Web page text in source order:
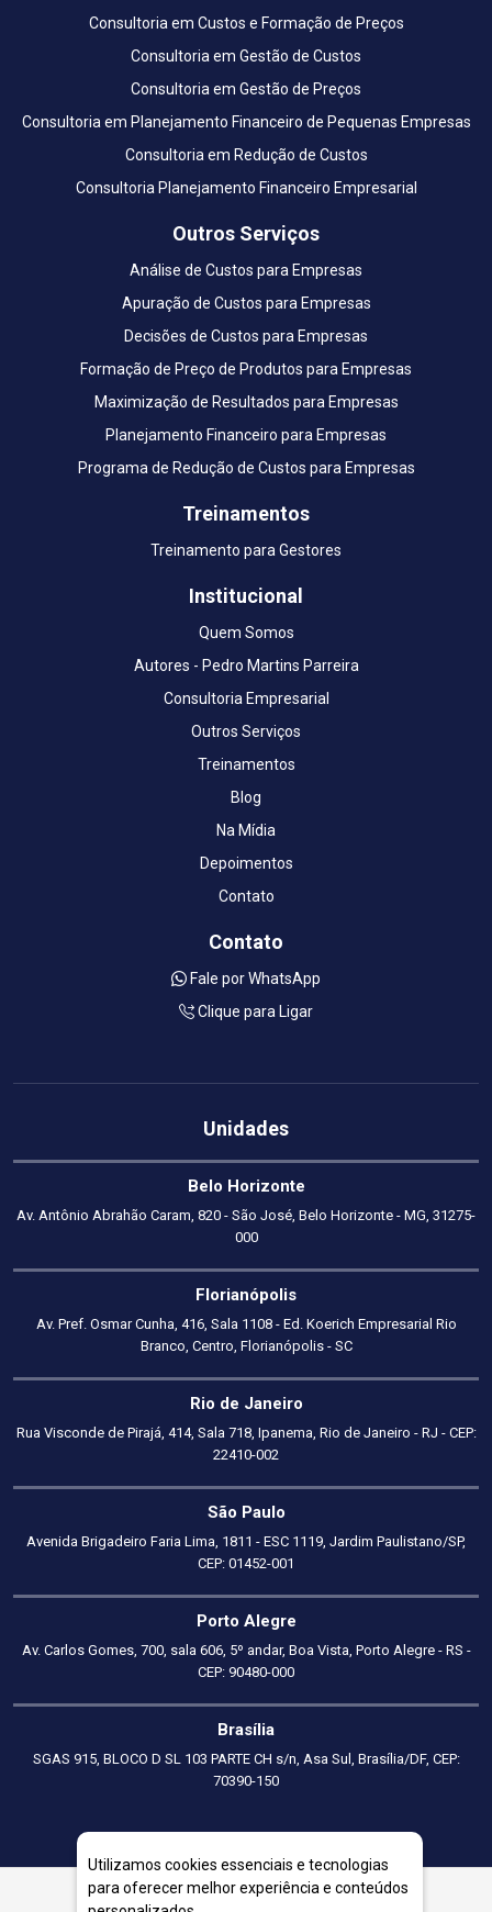
Consultoria em Custos e Formação de Preços
Consultoria em Gestão de Custos
Consultoria em Gestão de Preços
Consultoria em Planejamento Financeiro de Pequenas Empresas
Consultoria em Redução de Custos
Consultoria Planejamento Financeiro Empresarial
Outros Serviços
Análise de Custos para Empresas
Apuração de Custos para Empresas
Decisões de Custos para Empresas
Formação de Preço de Produtos para Empresas
Maximização de Resultados para Empresas
Planejamento Financeiro para Empresas
Programa de Redução de Custos para Empresas
Treinamentos
Treinamento para Gestores
Institucional
Quem Somos
Autores - Pedro Martins Parreira
Consultoria Empresarial
Outros Serviços
Treinamentos
Blog
Na Mídia
Depoimentos
Contato
Contato
Fale por WhatsApp
Clique para Ligar
Unidades
Belo Horizonte
Av. Antônio Abrahão Caram, 820 - São José, Belo Horizonte - MG, 31275-
000
Florianópolis
Av. Pref. Osmar Cunha, 416, Sala 1108 - Ed. Koerich Empresarial Rio
Branco, Centro, Florianópolis - SC
Rio de Janeiro
Rua Visconde de Pirajá, 414, Sala 718, Ipanema, Rio de Janeiro - RJ - CEP:
22410-002
São Paulo
Avenida Brigadeiro Faria Lima, 1811 - ESC 1119, Jardim Paulistano/SP,
CEP: 01452-001
Porto Alegre
Av. Carlos Gomes, 700, sala 606, 5º andar, Boa Vista, Porto Alegre - RS -
CEP: 90480-000
Brasília
SGAS 915, BLOCO D SL 103 PARTE CH s/n, Asa Sul, Brasília/DF, CEP:
70390-150
Utilizamos cookies essenciais e tecnologias
para oferecer melhor experiência e conteúdos